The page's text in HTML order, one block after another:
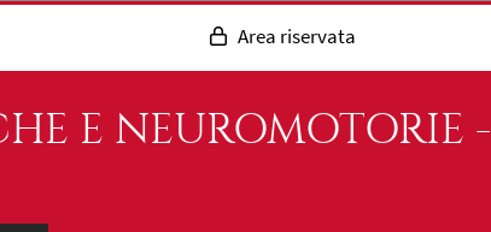
Area riservata
E NEUROMOTORIE -